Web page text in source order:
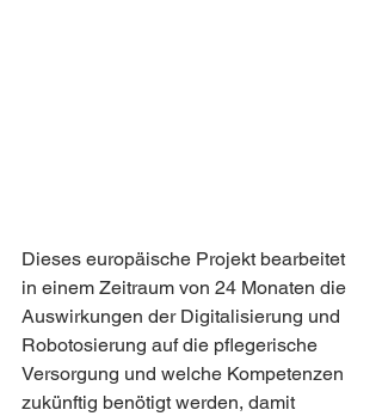
Dieses europäische Projekt bearbeitet
in einem Zeitraum von 24 Monaten die
Auswirkungen der Digitalisierung und
Robotosierung auf die pflegerische
Versorgung und welche Kompetenzen
zukünftig benötigt werden, damit